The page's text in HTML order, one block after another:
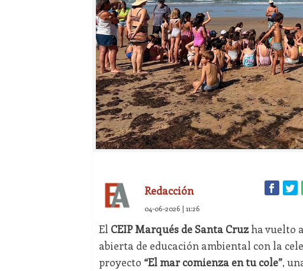
Redacción
04-06-2026 | 11:26
El CEIP Marqués de Santa Cruzha vuelto
abierta de educación ambiental con la
proyecto “El mar comienza en tu cole”,